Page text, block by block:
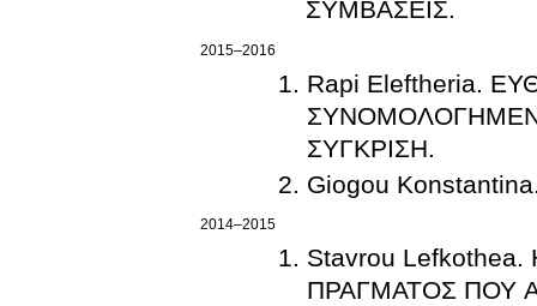
ΣΥΜΒΑΣΕΙΣ.
2015–2016
Rapi Eleftheria.
ΣΥΓΚΡΙΣΗ.
Giogou
2014–2015
Stavrou
ΠΡΑΓΜΑΤΟΣ ΠΟΥ